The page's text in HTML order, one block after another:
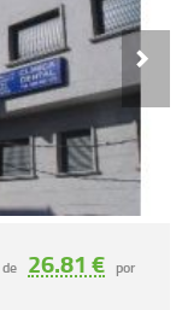
26.81 € por